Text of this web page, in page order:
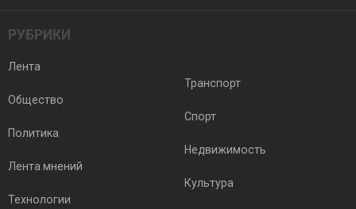
РУБРИКИ
Лента
Общество
Политика
Лента мнений
Технологии
Транспорт
Спорт
Недвижимость
Культура